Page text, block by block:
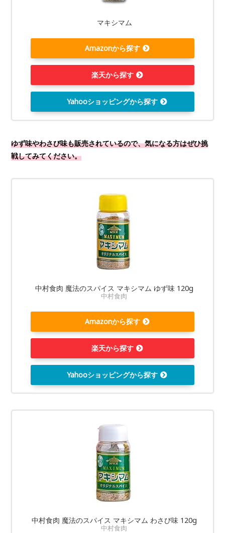
マキシマム
Amazonから探す
楽天から探す
Yahooショッピングから探す
ゆず味やわさび味も販売されているので、気になる方はぜひ挑
戦してみてください。
中村食肉 魔法のスパイス マキシマム ゆず味 120g
中村食肉
Amazonから探す
楽天から探す
Yahooショッピングから探す
中村食肉 魔法のスパイス マキシマム わさび味 120g
中村食肉